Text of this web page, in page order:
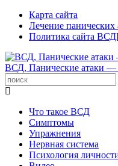
Карта сайта
Лечение панических
Политика сайта
ВСД, Панические атаки —
Что такое ВСД
Симптомы
Упражнения
Нервная система
Психология